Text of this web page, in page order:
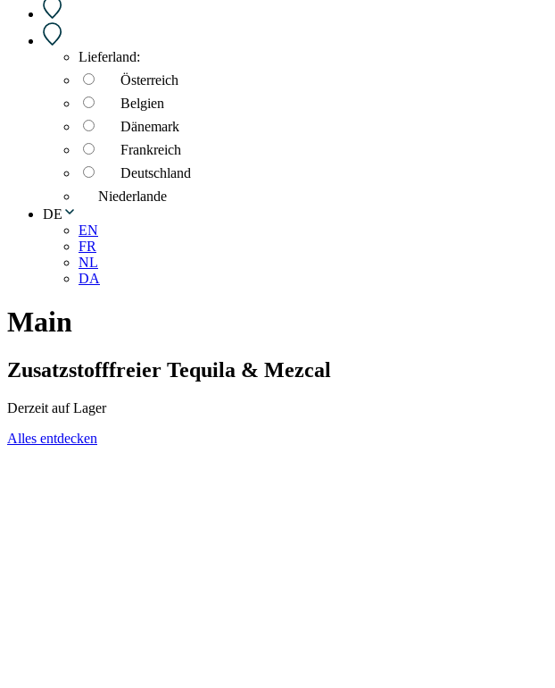
Lieferland:
Österreich
Belgien
Dänemark
Frankreich
Deutschland
Niederlande
DE
EN
FR
NL
DA
Main
Zusatzstofffreier Tequila & Mezcal
Derzeit auf Lager
Alles entdecken